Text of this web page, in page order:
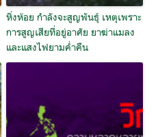
หิ่งห้อย กำลังจะสูญพันธุ์ เหตุเพราะ
การสูญเสียที่อยู่อาศัย ยาฆ่าแมลง
และแสงไฟยามค่ำคืน